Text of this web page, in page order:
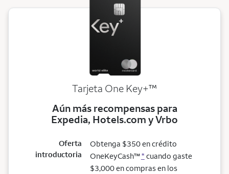
Tarjeta One Key+trademark
™
Aún más recompensas para
Expedia, Hotels.com y Vrbo
Oferta
introductoria
Obtenga $350 en crédito
OneKeyCash™* cuando gaste
$3,000 en compras en los